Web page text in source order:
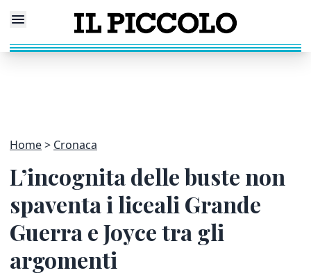
Home Cronaca
L’incognita delle buste non
spaventa i liceali Grande
Guerra e Joyce tra gli
argomenti